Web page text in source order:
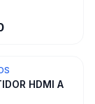
HDMI A